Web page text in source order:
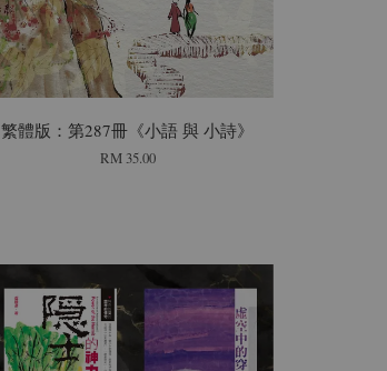
繁體版：第287冊《小語 與 小詩》
RM 35.00